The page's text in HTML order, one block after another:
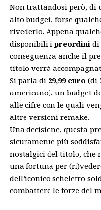
Non trattandosi però, di
alto budget, forse
rivederlo. Appena
disponibili ipreordini di
conseguenza anche il
titolo verrà
Si parla di 29,99 euro (di
americano), un budget
alle cifre con le quali
altre versioni remake.
Una decisione, questa
sicuramente più
nostalgici del titolo, che
una fortuna per
dell’iconico scheletro
combattere le forze del